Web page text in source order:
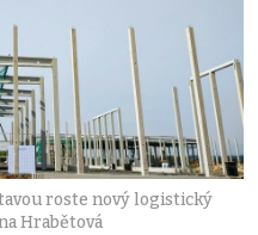
roste nový logistický
Hrabětová